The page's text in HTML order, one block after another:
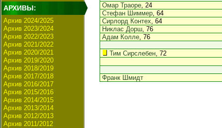
АРХИВЫ:
Архив 2024/2025
Архив 2023/2024
Архив 2022/2023
Архив 2021/2022
Архив 2020/2021
Архив 2019/2020
Архив 2018/2019
Архив 2017/2018
Архив 2016/2017
Архив 2015/2016
Архив 2014/2015
Архив 2013/2014
Архив 2012/2013
Архив 2011/2012
Омар Траоре, 24
Стефан Шиммер, 64
Сирлорд Контех, 64
Никлас Дорш, 76
Адам Колле, 76
Тим Сирслебен, 72
Франк Шмидт